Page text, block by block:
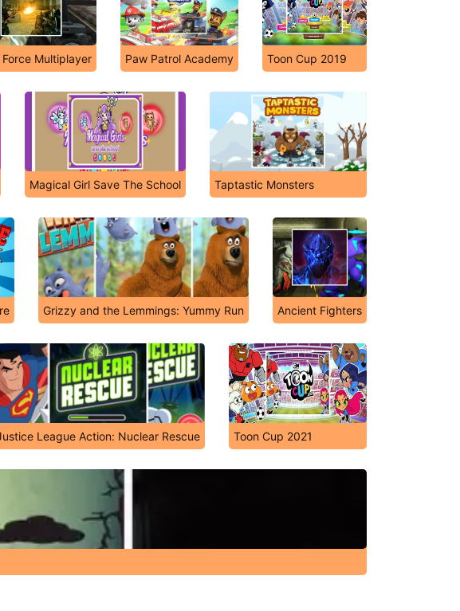
Force Multiplayer Paw Patrol Academy Toon Cup 2019
Magical Girl Save The School Taptastic Monsters
Grizzy and the Lemmings: Yummy Run Ancient Fighters
League Action: Nuclear Rescue Toon Cup 2021